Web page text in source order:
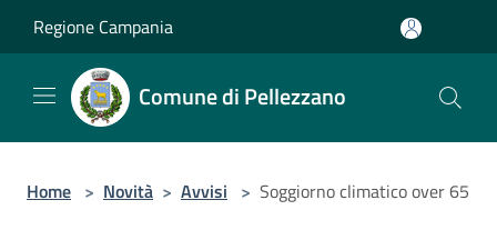
Regione Campania
Comune di Pellezzano
Home > Novità > Avvisi > Soggiorno climatico over 65